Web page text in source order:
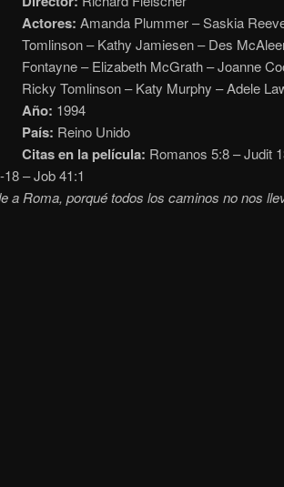
Actores: Amanda Plummer – Saskia
Tomlinson – Kathy Jamiesen – Des
Fontayne – Elizabeth McGrath – Joanne
Ricky Tomlinson – Katy Murphy – Adele
Año: 1994
País: Reino Unido
Citas en la película: Romanos 5:8 – Judit
– Job 41:1
a Roma, porqué todos los caminos no nos